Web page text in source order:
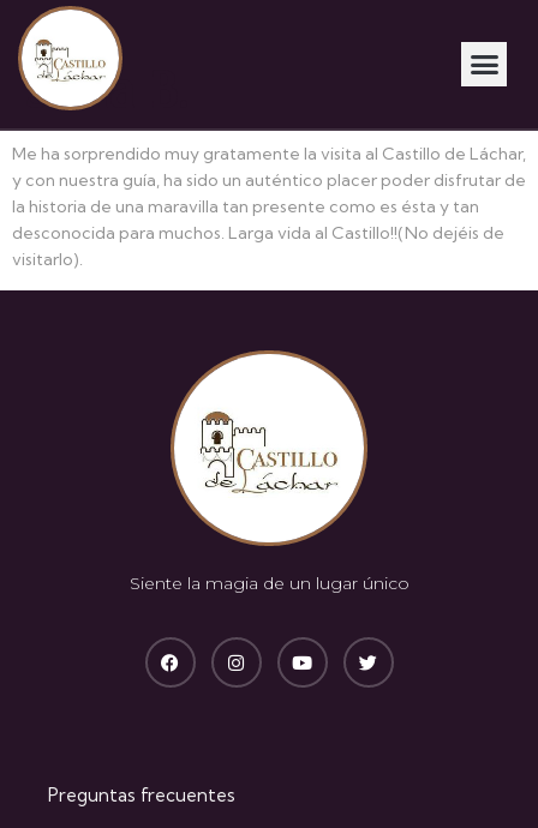
Silvia B.
Me ha sorprendido muy gratamente la visita al Castillo de Láchar,
y con nuestra guía, ha sido un auténtico placer poder disfrutar de
la historia de una maravilla tan presente como es ésta y tan
desconocida para muchos. Larga vida al Castillo!!(No dejéis de
visitarlo).
Siente la magia de un lugar único
Preguntas frecuentes